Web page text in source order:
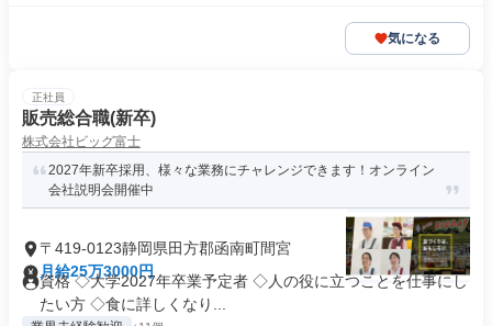
気になる
正社員
販売総合職(新卒)
株式会社ビッグ富士
2027年新卒採用、様々な業務にチャレンジできます！オンライン
会社説明会開催中
〒419-0123静岡県田方郡函南町間宮
月給25万3000円
資格 ◇大学2027年卒業予定者 ◇人の役に立つことを仕事にし
たい方 ◇食に詳しくなり...